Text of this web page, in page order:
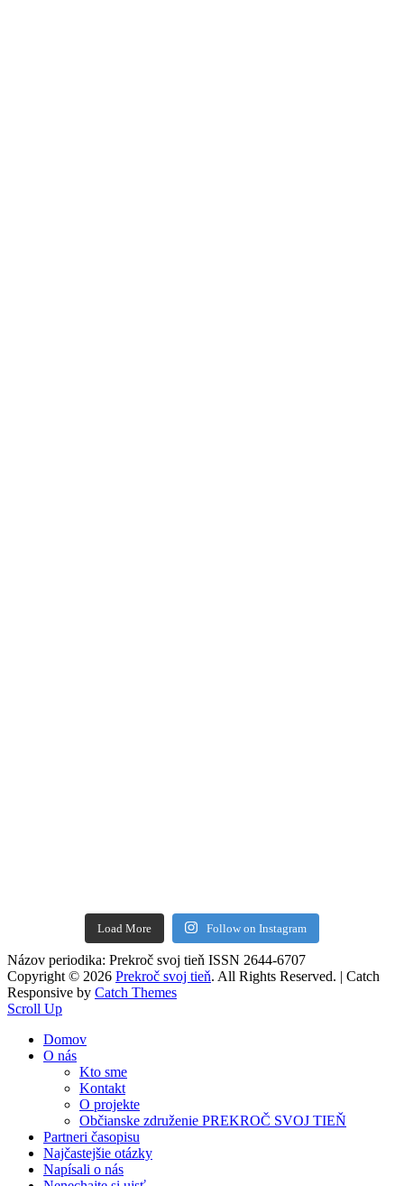
Load More Follow on Instagram
Názov periodika: Prekroč svoj tieň ISSN 2644-6707
Copyright © 2026 Prekroč svoj tieň. All Rights Reserved. | Catch
Responsive by Catch Themes
Scroll Up
Domov
O nás
Kto sme
Kontakt
O projekte
Občianske združenie PREKROČ SVOJ TIEŇ
Partneri časopisu
Najčastejšie otázky
Napísali o nás